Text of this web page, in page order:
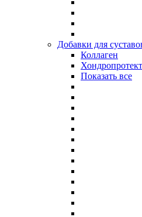
Добавки для
Коллаген
Показать все